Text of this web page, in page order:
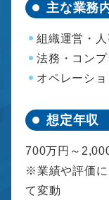
主な業務
組織運営・
法務・コン
オペレーシ
想定年収
700万円～
※業績や評価に
て変動